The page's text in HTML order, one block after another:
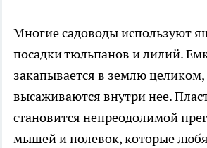
Многие садоводы используют
посадки тюльпанов и лилий.
закапывается в землю
высаживаются внутри нее.
становится непреодолимой
мышей и полевок, которые